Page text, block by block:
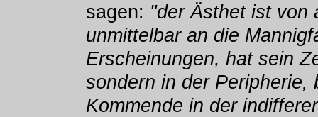
sagen: "der Ästhet ist von
unmittelbar an die
Erscheinungen, hat sein
sondern in der
Kommende in der